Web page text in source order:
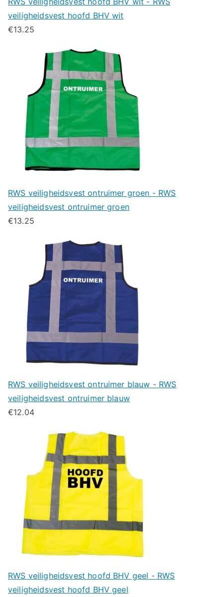
veiligheidsvest hoofd BHV wit
€13.25
RWS veiligheidsvest ontruimer groen - RWS
veiligheidsvest ontruimer groen
€13.25
RWS veiligheidsvest ontruimer blauw - RWS
veiligheidsvest ontruimer blauw
€12.04
RWS veiligheidsvest hoofd BHV geel - RWS
veiligheidsvest hoofd BHV geel